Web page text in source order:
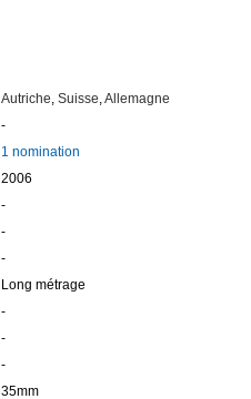
Autriche, Suisse,Allemagne
-
1 nomination
2006
-
-
-
Long métrage
-
-
-
35mm